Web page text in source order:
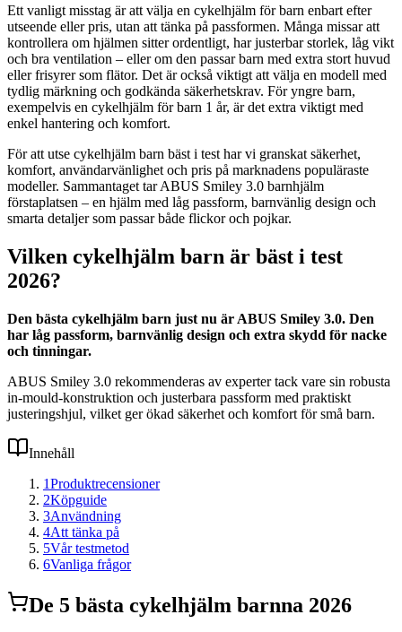
Ett vanligt misstag är att välja en cykelhjälm för barn enbart efter
utseende eller pris, utan att tänka på passformen. Många missar att
kontrollera om hjälmen sitter ordentligt, har justerbar storlek, låg vikt
och bra ventilation – eller om den passar barn med extra stort huvud
eller frisyrer som flätor. Det är också viktigt att välja en modell med
tydlig märkning och godkända säkerhetskrav. För yngre barn,
exempelvis en cykelhjälm för barn 1 år, är det extra viktigt med
enkel hantering och komfort.
För att utse cykelhjälm barn bäst i test har vi granskat säkerhet,
komfort, användarvänlighet och pris på marknadens populäraste
modeller. Sammantaget tar ABUS Smiley 3.0 barnhjälm
förstaplatsen – en hjälm med låg passform, barnvänlig design och
smarta detaljer som passar både flickor och pojkar.
Vilken cykelhjälm barn är bäst i test
2026?
Den bästa cykelhjälm barn just nu är ABUS Smiley 3.0. Den
har låg passform, barnvänlig design och extra skydd för nacke
och tinningar.
ABUS Smiley 3.0 rekommenderas av experter tack vare sin robusta
in-mould-konstruktion och justerbara passform med praktiskt
justeringshjul, vilket ger ökad säkerhet och komfort för små barn.
Innehåll
1Produktrecensioner
2Köpguide
3Användning
4Att tänka på
5Vår testmetod
6Vanliga frågor
De 5 bästa cykelhjälm barnna 2026